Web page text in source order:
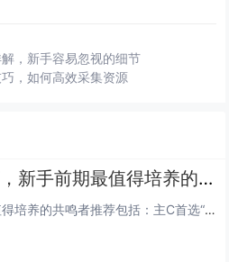
，新手容易忽视的细节
，如何高效采集资源
鸣潮最强共鸣者推荐，新手前期最值得培养的角色
在《鸣潮》中，新手前期最值得培养的共鸣者推荐包括：主C首选“焰心”莉亚，拥有高爆发火元素伤害，技能连贯易上手；副C推荐“...